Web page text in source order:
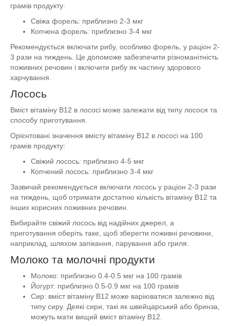
грамів продукту:
Свіжа форель: приблизно 2-3 мкг
Копчена форель: приблизно 3-4 мкг
Рекомендується включати рибу, особливо форель, у раціон 2-
3 рази на тиждень. Це допоможе забезпечити різноманітність
поживних речовин і включити рибу як частину здорового
харчування.
Лосось
Вміст вітаміну B12 в лососі може залежати від типу лосося та
способу приготування.
Орієнтовані значення вмісту вітаміну B12 в лососі на 100
грамів продукту:
Свіжий лосось: приблизно 4-5 мкг
Копчений лосось: приблизно 3-4 мкг
Зазвичай рекомендується включати лосось у раціон 2-3 рази
на тиждень, щоб отримати достатню кількість вітаміну B12 та
інших корисних поживних речовин.
Вибирайте свіжий лосось від надійних джерел, а
приготування оберіть таке, щоб зберегти поживні речовини,
наприклад, шляхом запікання, парування або гриля.
Молоко та молочні продукти
Молоко: приблизно 0.4-0.5 мкг на 100 грамів
Йогурт: приблизно 0.5-0.9 мкг на 100 грамів
Сир: вміст вітаміну B12 може варіюватися залежно від
типу сиру. Деякі сири, такі як швейцарський або бринза,
можуть мати вищий вміст вітаміну B12.